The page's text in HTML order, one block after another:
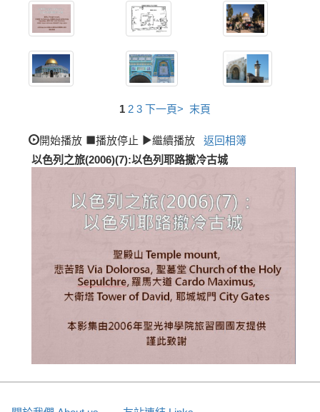
1 2 3 下一頁> 末頁
開始播放 播放停止 繼續播放
返回相簿
以色列之旅(2006)(7):以色列耶路撒冷古城